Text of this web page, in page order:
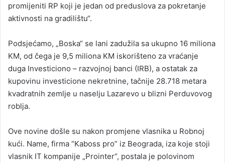
promijeniti RP koji je jedan od preduslova za pokretanje
aktivnosti na gradilištu“.
Podsjećamo, „Boska“ se lani zadužila sa ukupno 16 miliona
KM, od čega je 9,5 miliona KM iskorišteno za vraćanje
duga Investiciono – razvojnoj banci (IRB), a ostatak za
kupovinu investicione nekretnine, tačnije 28.718 metara
kvadratnih zemlje u naselju Lazarevo u blizni Perduvovog
roblja.
Ove novine došle su nakon promjene vlasnika u Robnoj
kući. Name, firma “Kaboss pro” iz Beograda, iza koje stoji
vlasnik IT kompanije „Prointer“, postala je polovinom